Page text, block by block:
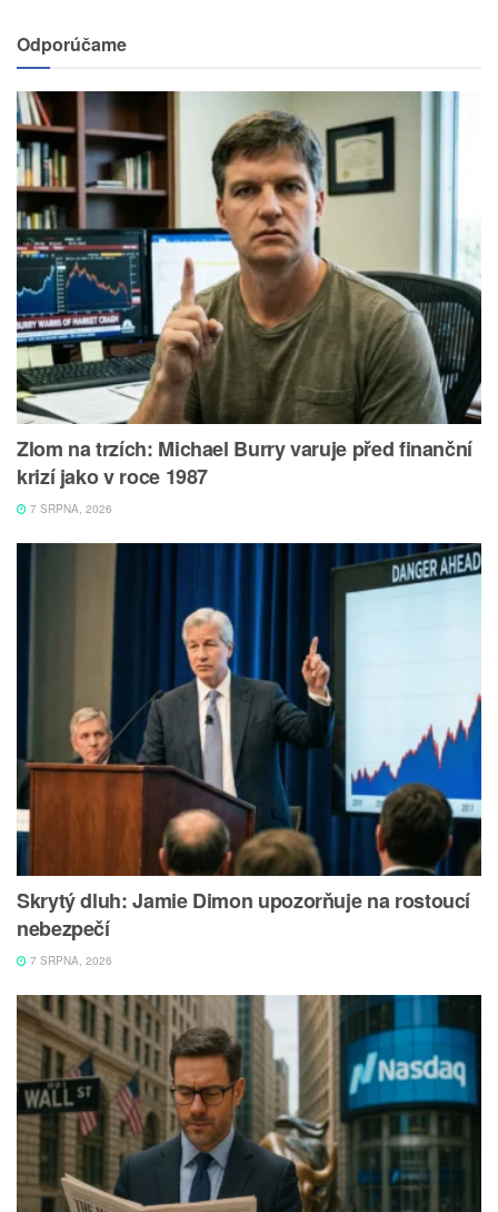
Odporúčame
Zlom na trzích: Michael Burry varuje před finanční
krizí jako v roce 1987
7 SRPNA, 2026
Skrytý dluh: Jamie Dimon upozorňuje na rostoucí
nebezpečí
7 SRPNA, 2026